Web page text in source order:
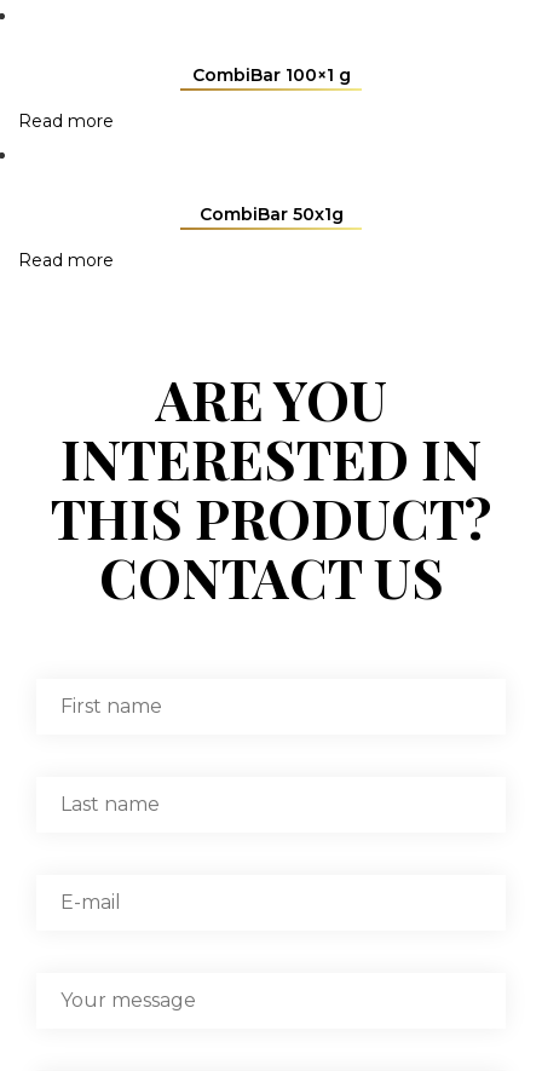
CombiBar 100×1 g
Read more
CombiBar 50x1g
Read more
ARE YOU
INTERESTED IN
THIS PRODUCT?
CONTACT US